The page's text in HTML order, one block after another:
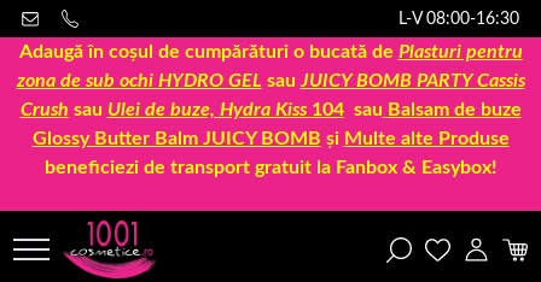
L-V 08:00-16:30
Adaugă în coșul de cumpărături o bucată de Plasturi pentru
zona de sub ochi HYDRO GEL sau JUICY BOMB PARTY Cassis
Crush sau Ulei de buze, Hydra Kiss 104sau Balsam de buze
Glossy Butter Balm JUICY BOMB și Multe alte Produse
beneficiezi de transport gratuit la Fanbox & Easybox!